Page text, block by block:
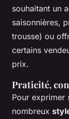
souhaitant un
saisonnières,
trousse) ou
certains
prix.
Praticité,
Pour exprimer
nombreux